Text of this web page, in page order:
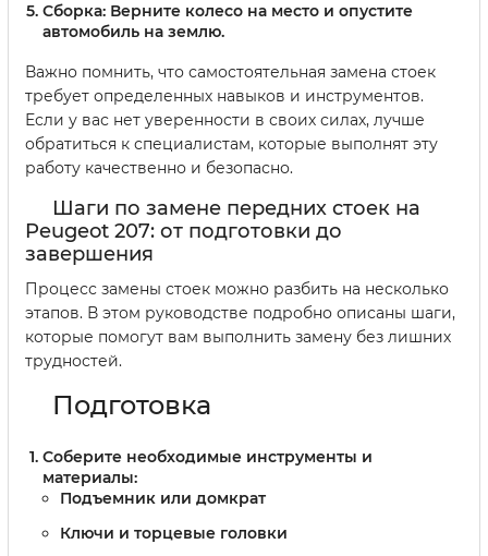
Сборка: Верните колесо на место и опустите
автомобиль на землю.
Важно помнить, что самостоятельная замена стоек
требует определенных навыков и инструментов.
Если у вас нет уверенности в своих силах, лучше
обратиться к специалистам, которые выполнят эту
работу качественно и безопасно.
Шаги по замене передних стоек на
Peugeot 207: от подготовки до
завершения
Процесс замены стоек можно разбить на несколько
этапов. В этом руководстве подробно описаны шаги,
которые помогут вам выполнить замену без лишних
трудностей.
Подготовка
Соберите необходимые инструменты и
материалы:
Подъемник или домкрат
Ключи и торцевые головки